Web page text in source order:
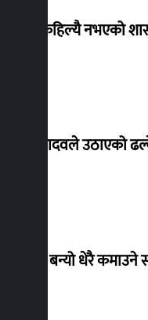
‘देशमा कहिल्यै नभएको
सांसद यादवले उठाएको
‘गौंथली’ बन्यो धेरै